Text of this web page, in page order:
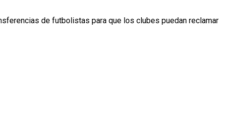
de futbolistas para que los clubes puedan reclamar